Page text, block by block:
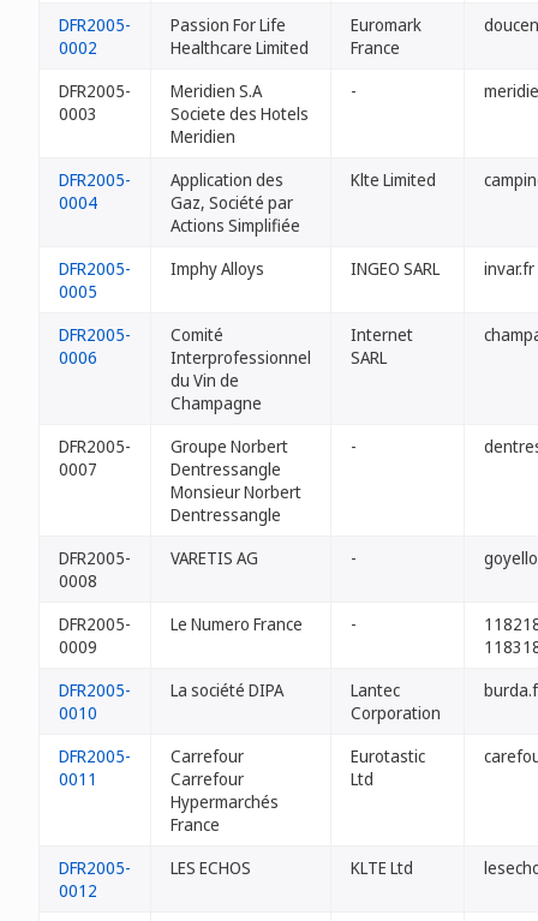
DFR2005-
0002
Passion For Life
Healthcare Limited
Euromark
France
DFR2005-
0003
Meridien S.A
Societe des Hotels
Meridien
-
DFR2005-
0004
Application des
Gaz, Société par
Actions Simplifiée
Klte Limited
DFR2005-
0005
Imphy Alloys INGEO SARL invar.fr
DFR2005-
0006
Comité
Interprofessionnel
du Vin de
Champagne
Internet
SARL
DFR2005-
0007
Groupe Norbert
Dentressangle
Monsieur Norbert
Dentressangle
-
DFR2005-
0008
VARETIS AG -
DFR2005-
0009
Le Numero France -
DFR2005-
0010
La société DIPA
Lantec
Corporation
DFR2005-
0011
Carrefour
Carrefour
Hypermarchés
France
Eurotastic
Ltd
DFR2005-
0012
LES ECHOS KLTE Ltd